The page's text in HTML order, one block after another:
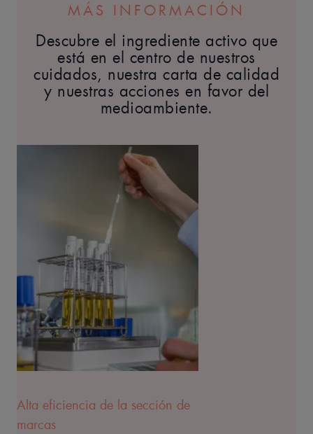
MÁS INFORMACIÓN
Descubre el ingrediente activo que
está en el centro de nuestros
cuidados, nuestra carta de calidad
y nuestras acciones en favor del
medioambiente.
Alta eficiencia de la sección de
marcas